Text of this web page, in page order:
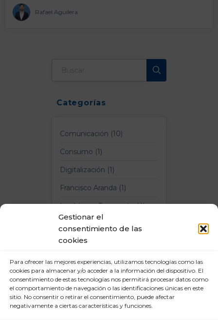
Gestionar el
consentimiento de las
cookies
Para ofrecer las mejores experiencias, utilizamos tecnologías como las
cookies para almacenar y/o acceder a la información del dispositivo. El
consentimiento de estas tecnologías nos permitirá procesar datos como
el comportamiento de navegación o las identificaciones únicas en este
sitio. No consentir o retirar el consentimiento, puede afectar
negativamente a ciertas características y funciones.
Rafael Aguilera
Categorías
Comunicación (10)
Consumo (1)
Digitalización (1)
Francisco Aranda (1)
Logística y Transporte (4)
Mercado Laboral (6)
Nuevas tecnologías (2)
Prevención Riesgos
Laborales (12)
Relaciones laborales (11)